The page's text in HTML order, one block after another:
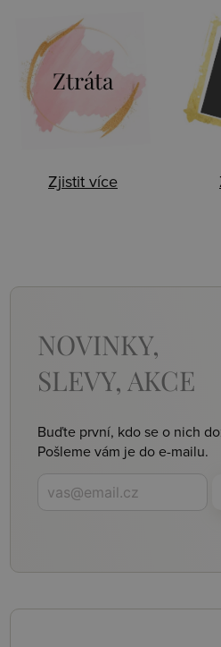
Ztráta
Zjistit více
NOVINKY,
SLEVY, AKCE
Buďte první, kdo se o nich
Pošleme vám je do e-mailu.